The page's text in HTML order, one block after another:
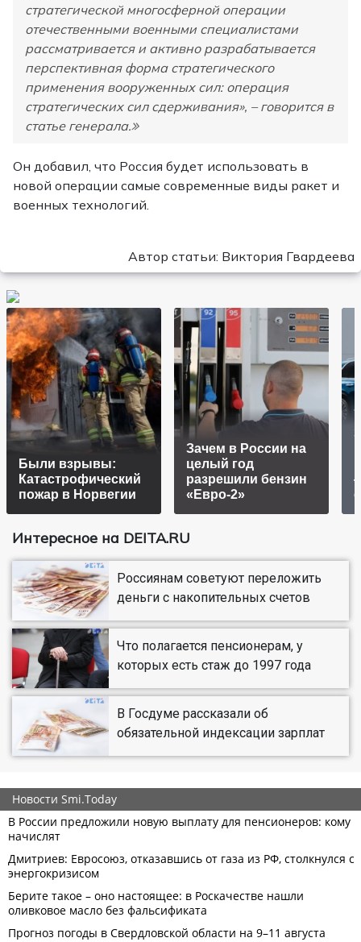
стратегической многосферной операции
отечественными военными специалистами
рассматривается и активно разрабатывается
перспективная форма стратегического
применения вооруженных сил: операция
стратегических сил сдерживания», – говорится в
статье генерала.
Он добавил, что Россия будет использовать в
новой операции самые современные виды ракет и
военных технологий.
Автор статьи: Виктория Гвардеева
Были взрывы:
Катастрофический
пожар в Норвегии
Зачем в России на
целый год
разрешили бензин
«Евро-2»
Интересное на DEITA.RU
Россиянам советуют переложить
деньги с накопительных счетов
Что полагается пенсионерам, у
которых есть стаж до 1997 года
В Госдуме рассказали об
обязательной индексации зарплат